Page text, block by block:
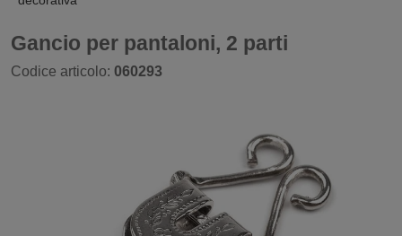
Gancio per pantaloni, 2 parti
Codice articolo: 060293